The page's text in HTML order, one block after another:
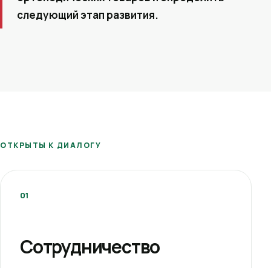
следующий этап развития.
ОТКРЫТЫ К ДИАЛОГУ
01
Сотрудничество